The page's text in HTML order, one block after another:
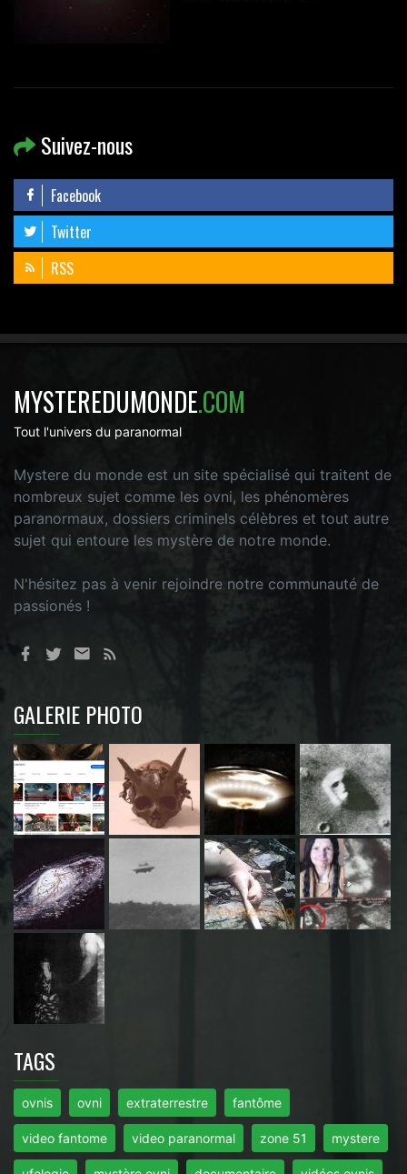
Suivez-nous
Facebook
Twitter
RSS
MYSTEREDUMONDE.COM
Tout l'univers du paranormal
Mystere du monde est un site spécialisé qui traitent de
nombreux sujet comme les ovni, les phénomères
paranormaux, dossiers criminels célèbres et tout autre
sujet qui entoure les mystère de notre monde.
N'hésitez pas à venir rejoindre notre communauté de
passionés !
GALERIE PHOTO
TAGS
ovnis ovni extraterrestre fantôme
video fantome video paranormal zone 51 mystere